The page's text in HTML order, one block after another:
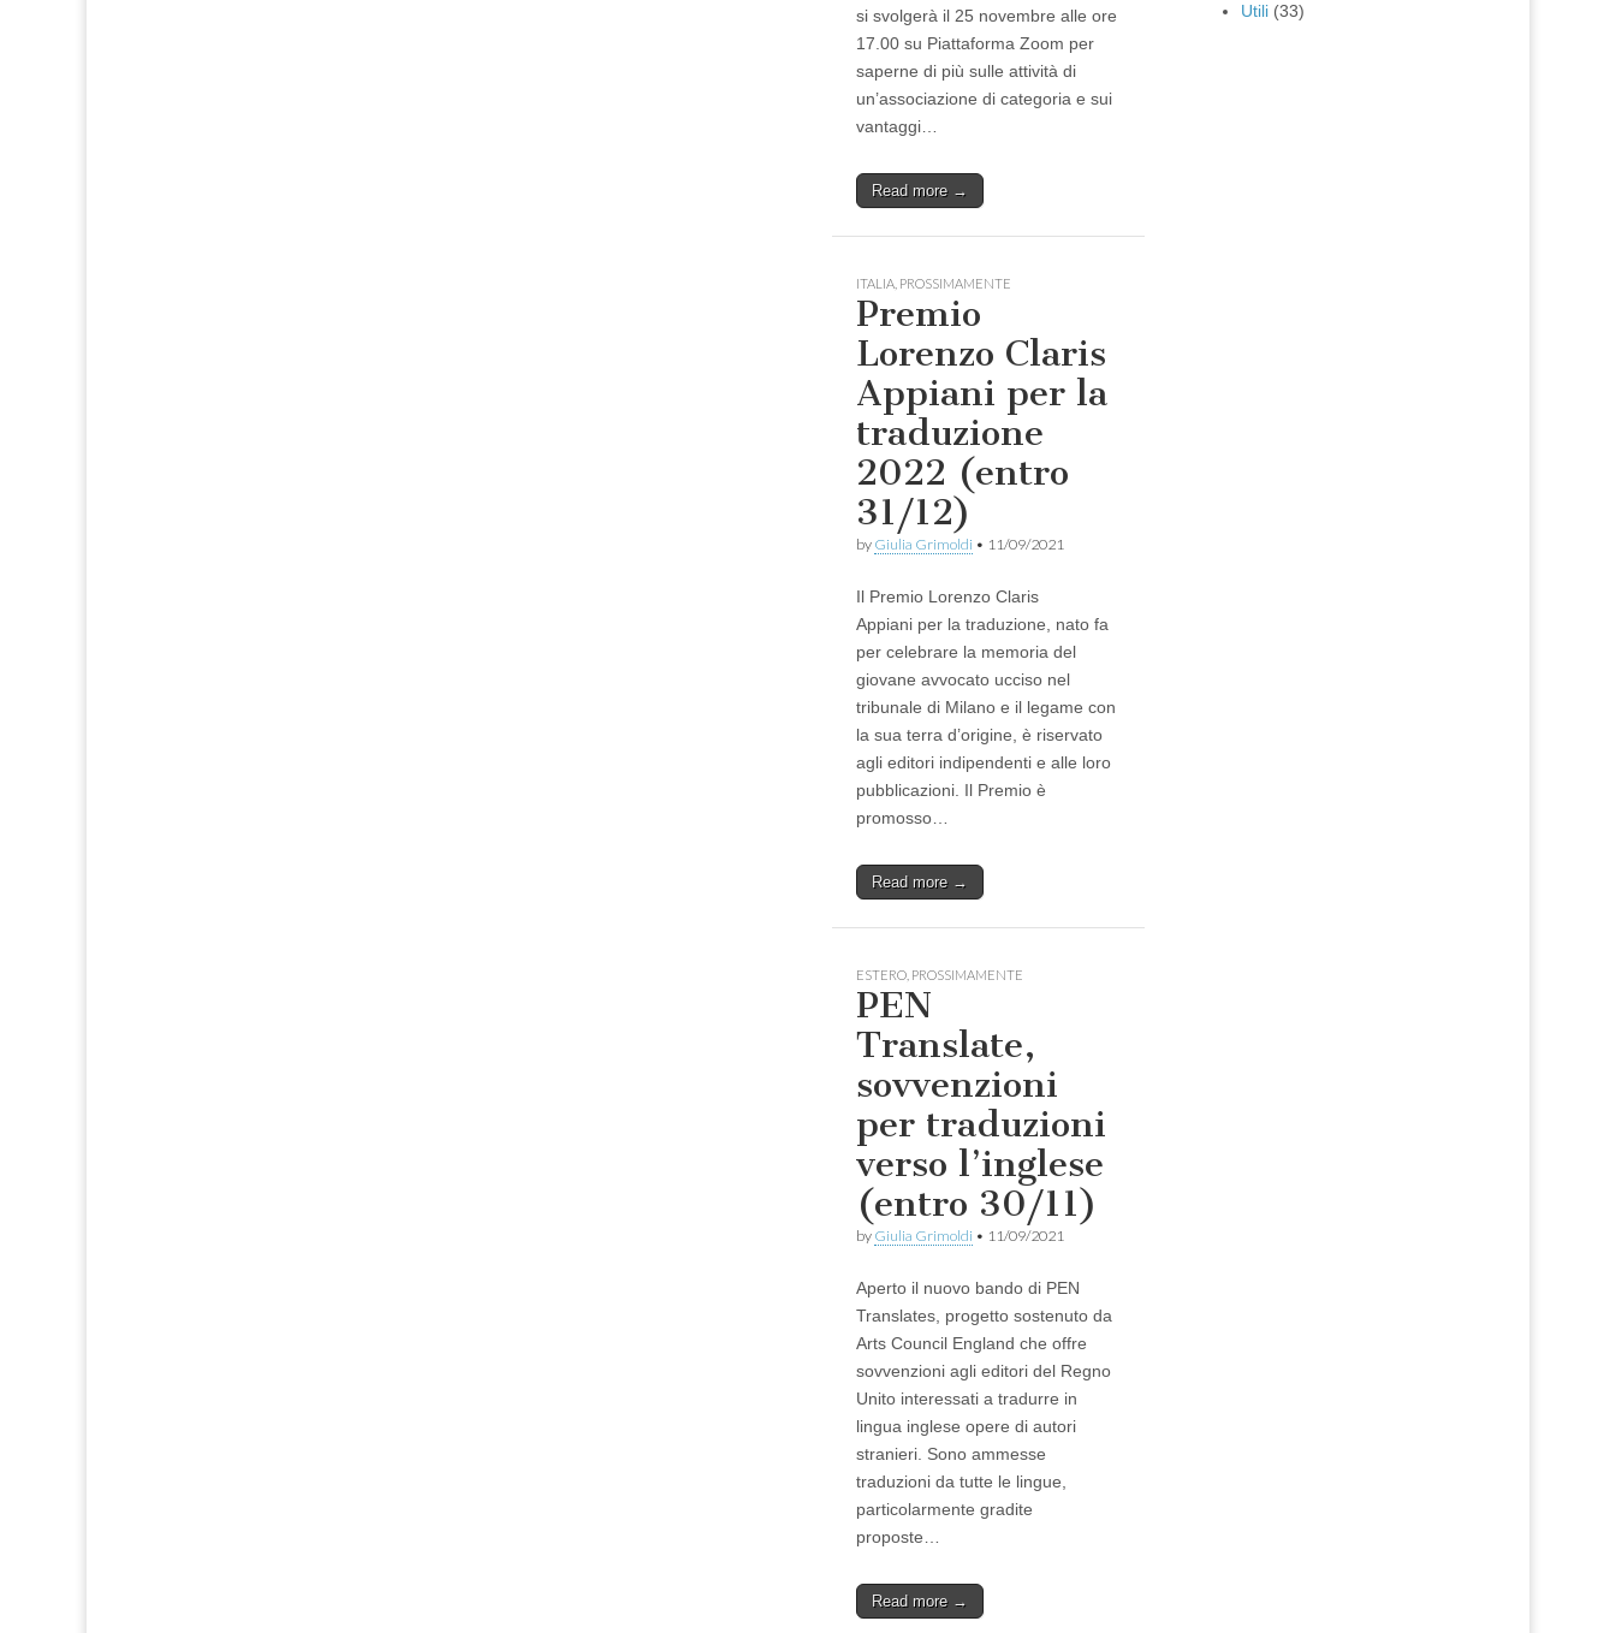
si svolgerà il 25 novembre alle ore
17.00 su Piattaforma Zoom per
saperne di più sulle attività di
un’associazione di categoria e sui
vantaggi…
Read more →
ITALIA PROSSIMAMENTE
Premio
Lorenzo Claris
Appiani per la
traduzione
2022 (entro
31/12)
by Giulia Grimoldi • 11/09/2021
Il Premio Lorenzo Claris
Appiani per la traduzione, nato fa
per celebrare la memoria del
giovane avvocato ucciso nel
tribunale di Milano e il legame con
la sua terra d’origine, è riservato
agli editori indipendenti e alle loro
pubblicazioni. Il Premio è
promosso…
Read more →
ESTERO PROSSIMAMENTE
PEN
Translate,
sovvenzioni
per traduzioni
verso l’inglese
(entro 30/11)
by Giulia Grimoldi • 11/09/2021
Aperto il nuovo bando di PEN
Translates, progetto sostenuto da
Arts Council England che offre
sovvenzioni agli editori del Regno
Unito interessati a tradurre in
lingua inglese opere di autori
stranieri. Sono ammesse
traduzioni da tutte le lingue,
particolarmente gradite
proposte…
Read more →
Utili (33)